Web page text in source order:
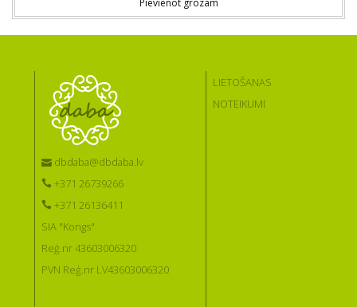
Pievienot grozam
dbdaba@dbdaba.lv
+371 26739266
+371 26136411
SIA "Kongs"
Reģ.nr 43603006320
PVN Reģ.nr LV43603006320
LIETOŠANAS
NOTEIKUMI